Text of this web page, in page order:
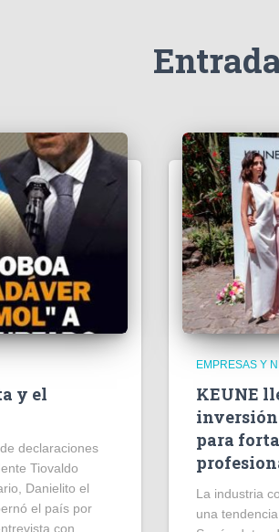
y el
declaraciones
Tiovaldo
Danielito el
el país por
con
EMPRESAS Y
KEUNE
inversión
para
La industria
una